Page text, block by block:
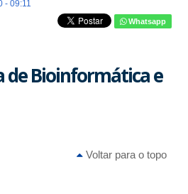
- 09:11
Whatsapp
de Bioinformática e
Voltar para o topo